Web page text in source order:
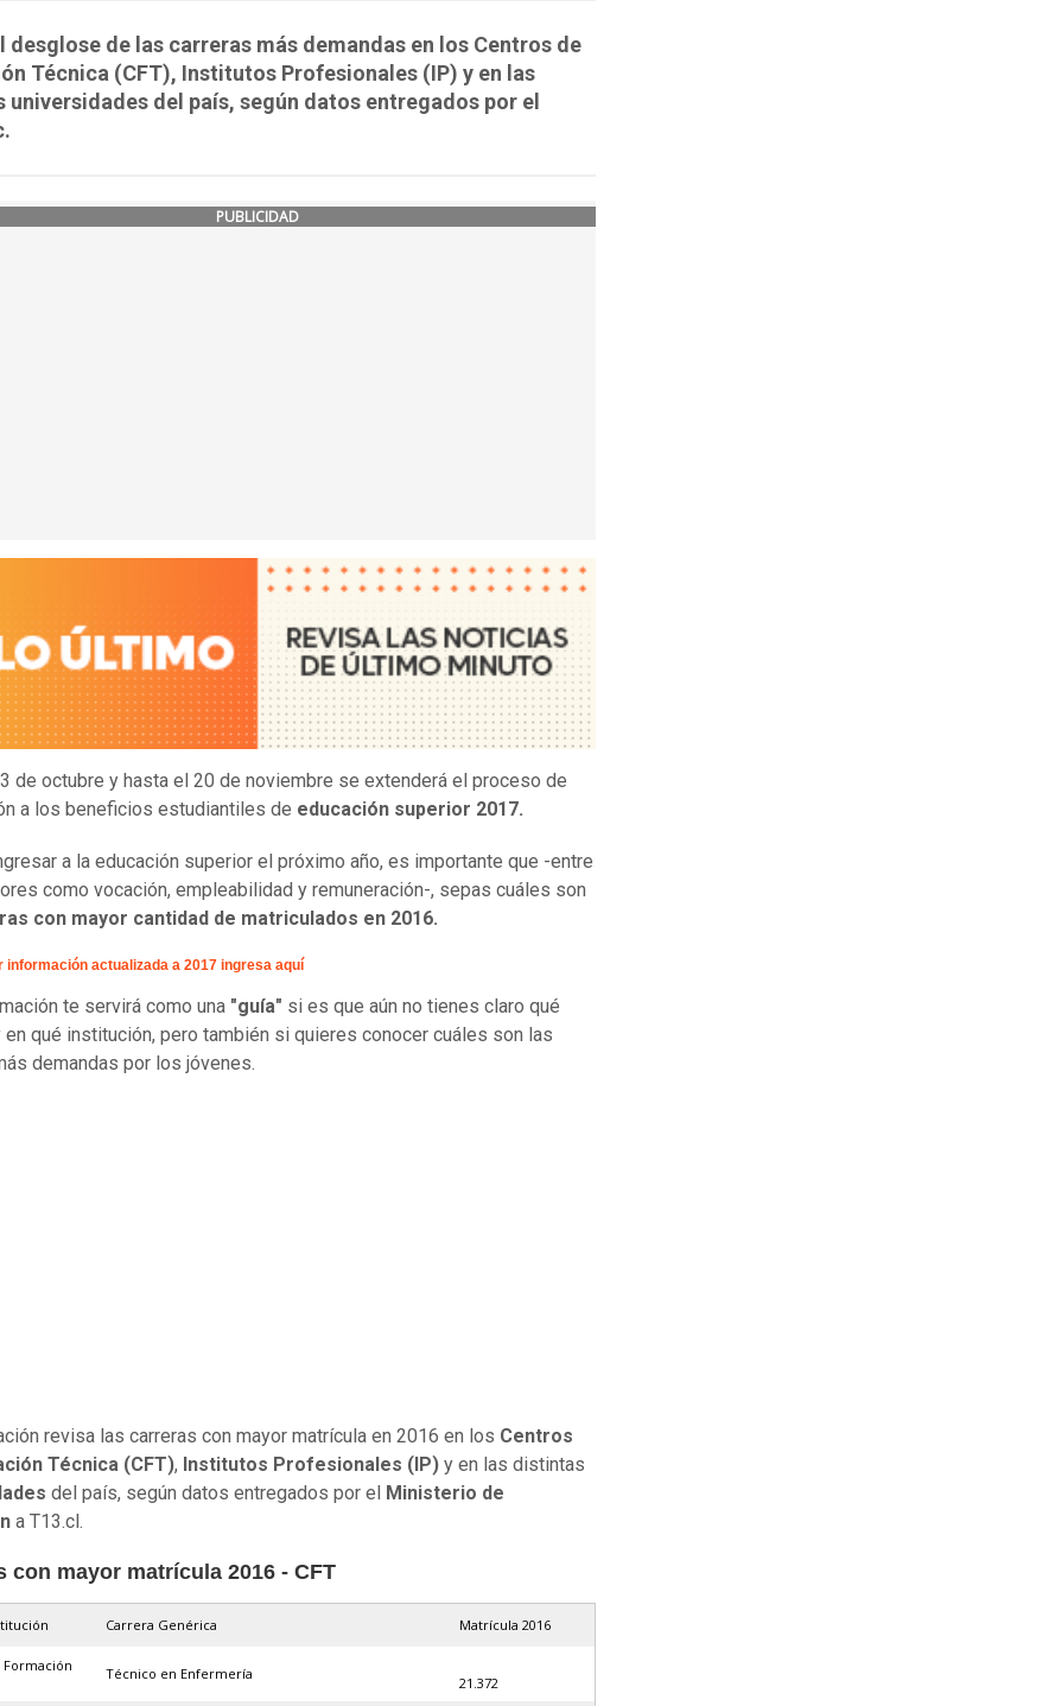
desglose de las carreras más demandas en los Centros de
Técnica (CFT), Institutos Profesionales (IP) y en las
universidades del país, según datos entregados por el
PUBLICIDAD
de octubre y hasta el 20 de noviembre se extenderá el proceso de
a los beneficios estudiantiles de educación superior 2017.
a la educación superior el próximo año, es importante que -entre
como vocación, empleabilidad y remuneración-, sepas cuáles son
con mayor cantidad de matriculados en 2016.
información actualizada a 2017 ingresa aquí
te servirá como una "guía" si es que aún no tienes claro qué
en qué institución, pero también si quieres conocer cuáles son las
demandas por los jóvenes.
revisa las carreras con mayor matrícula en 2016 en los Centros
Técnica (CFT), Institutos Profesionales (IP) y en las distintas
del país, según datos entregados por el
Ministerio de
a T13.cl.
con mayor matrícula 2016 - CFT
Carrera Genérica Matrícula 2016
Formación
Técnico en Enfermería
21.372